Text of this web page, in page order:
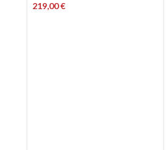
219,00€